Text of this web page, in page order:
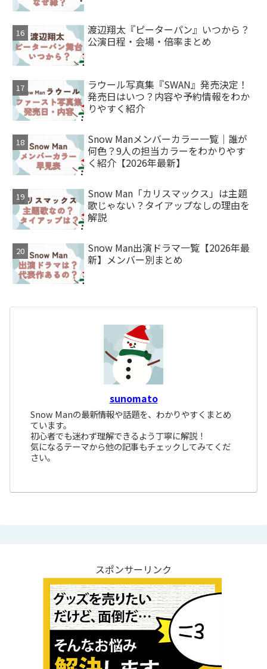
渡辺翔太『ピーターパン』いつから？
公演日程・会場・倍率まとめ
ラウール写真集『SWAN』発売決定！
発売日はいつ？内容や予約情報をわか
りやすく紹介
Snow Manメンバーカラー一覧｜誰が
何色？9人の担当カラーをわかりやす
く紹介【2026年最新】
Snow Man「カリスマックス」は主題
歌じゃない？タイアップなしの理由を
解説
Snow Man出演ドラマ一覧【2026年最
新】メンバー別まとめ
sunomato
Snow Manの最新情報や話題を、わかりやすくまとめ
ています。
初心者でも迷わず理解できるよう丁寧に解説！
気になるテーマから他の記事もチェックしてみてくだ
さい。
スポンサーリンク